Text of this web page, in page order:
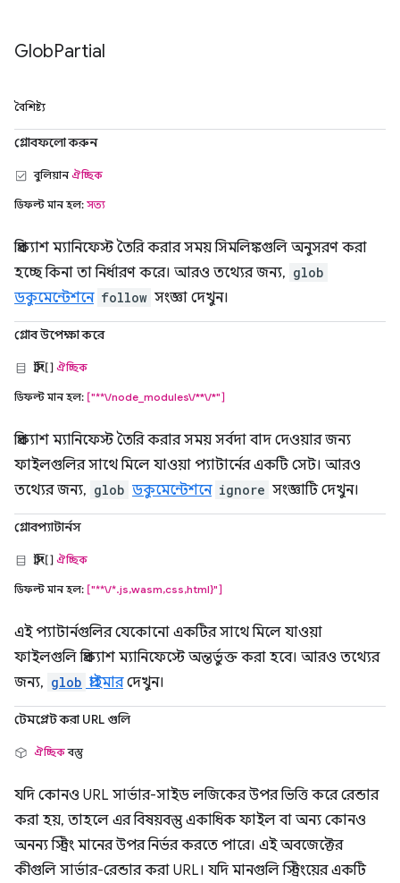
GlobPartial
বৈশিষ্ট্য
গ্লোবফলো করুন
বুলিয়ানঐচ্ছিক
ডিফল্ট মান হল: সত্য
প্রিক্যাশ ম্যানিফেস্ট তৈরি করার সময় সিমলিঙ্কগুলি অনুসরণ করা
হচ্ছে কিনা তা নির্ধারণ করে। আরও তথ্যের জন্য, glob
ডকুমেন্টেশনে follow সংজ্ঞা দেখুন।
গ্লোব উপেক্ষা করে
স্ট্রিং[] ঐচ্ছিক
ডিফল্ট মান হল: ["**\/node_modules\/**\/*"]
প্রিক্যাশ ম্যানিফেস্ট তৈরি করার সময় সর্বদা বাদ দেওয়ার জন্য
ফাইলগুলির সাথে মিলে যাওয়া প্যাটার্নের একটি সেট। আরও
তথ্যের জন্য, glob ডকুমেন্টেশনে ignore সংজ্ঞাটি দেখুন।
গ্লোবপ্যাটার্নস
স্ট্রিং[] ঐচ্ছিক
ডিফল্ট মান হল: ["**\/*.js,wasm,css,html}"]
এই প্যাটার্নগুলির যেকোনো একটির সাথে মিলে যাওয়া
ফাইলগুলি প্রিক্যাশ ম্যানিফেস্টে অন্তর্ভুক্ত করা হবে। আরও তথ্যের
জন্য, glob প্রাইমারদেখুন।
টেমপ্লেট করা URL গুলি
ঐচ্ছিকবস্তু
যদি কোনও URL সার্ভার-সাইড লজিকের উপর ভিত্তি করে রেন্ডার
করা হয়, তাহলে এর বিষয়বস্তু একাধিক ফাইল বা অন্য কোনও
অনন্য স্ট্রিং মানের উপর নির্ভর করতে পারে। এই অবজেক্টের
কীগুলি সার্ভার-রেন্ডার করা URL। যদি মানগুলি স্ট্রিংয়ের একটি